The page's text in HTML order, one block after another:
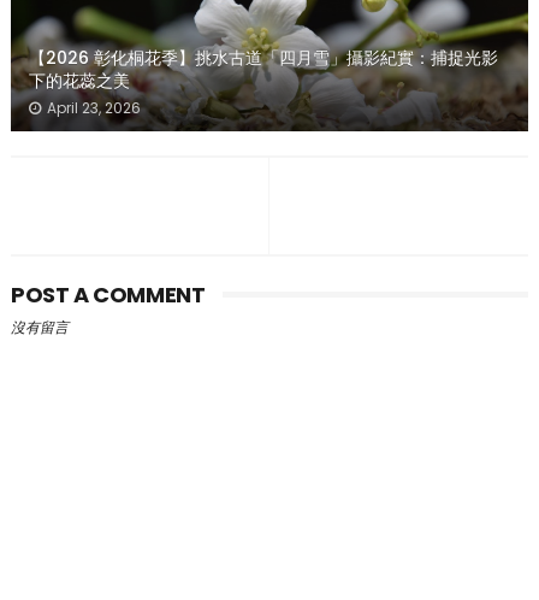
【2026 彰化桐花季】挑水古道「四月雪」攝影紀實：捕捉光影
下的花蕊之美
April 23, 2026
POST A COMMENT
沒有留言